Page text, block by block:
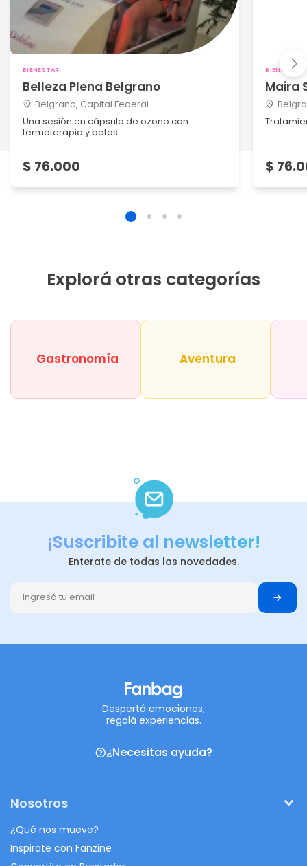
BIENESTAR
Belleza Plena Belgrano
Belgrano, Capital Federal
Una sesión en cápsula de ozono con
termoterapia y botas...
$ 76.000
BIENESTAR
Maira
$
Explorá otras categorías
Gastronomía Aventura
¡Suscribite al newsletter!
Enterate de todas las novedades.
Despertá emociones,
regalá experiencias.
¿Necesitas ayuda?
Nosotros
¿Qué nos mueve?
Inspirate con Fanzine